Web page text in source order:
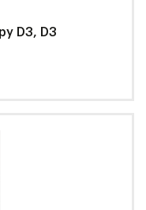
D3, D3